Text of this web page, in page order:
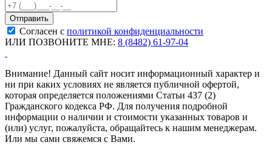
Согласен с политикой конфиденциальности
ИЛИ ПОЗВОНИТЕ МНЕ: 8 (8482) 61-97-04
Внимание! Данный сайт носит информационный характер и
ни при каких условиях не является публичной офертой,
которая определяется положениями Статьи 437 (2)
Гражданского кодекса РФ. Для получения подробной
информации о наличии и стоимости указанных товаров и
(или) услуг, пожалуйста, обращайтесь к нашим менеджерам.
Или мы сами свяжемся с Вами.